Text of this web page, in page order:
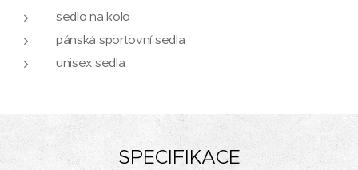
sedlo na kolo
pánská sportovní sedla
unisex sedla
SPECIFIKACE